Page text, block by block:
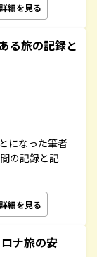
詳細を見る
る旅の記録と
になった筆者
の記録と記
詳細を見る
ナ旅の安